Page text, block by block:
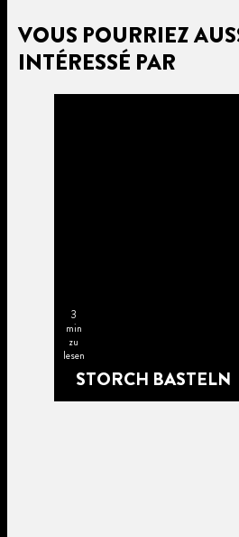
VOUS POURRIEZ
INTÉRESSÉ PAR
3
min
zu
lesen
STORCH BASTELN